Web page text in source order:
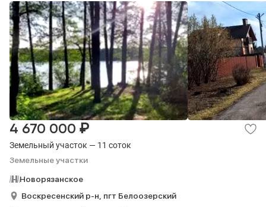
Земельный участок — 11 соток
Земельные участки
4 670 000 ₽
Новорязанское
Воскресенский р-н, пгт Белоозерский